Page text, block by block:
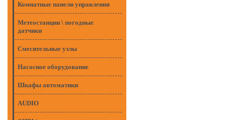
Комнатные панели управления
Метеостанции \ погодные
датчики
Смесительные узлы
Насосное оборудование
Шкафы автоматики
AUDIO